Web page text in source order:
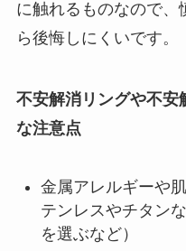
に触れるものなので、
ら後悔しにくいです。
不安解消リングや不安
な注意点
金属アレルギーや
テンレスやチタン
を選ぶなど）